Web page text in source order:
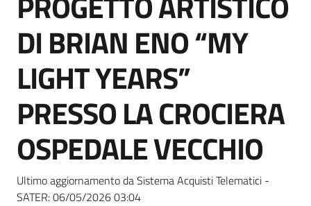
site
Seguici
su
DI BRIAN ENO “MY
LIGHT YEARS”
PRESSO LA CROCIERA
OSPEDALE VECCHIO
Ultimo aggiornamento da Sistema Acquisti Telematici -
SATER:06/05/2026 03:04